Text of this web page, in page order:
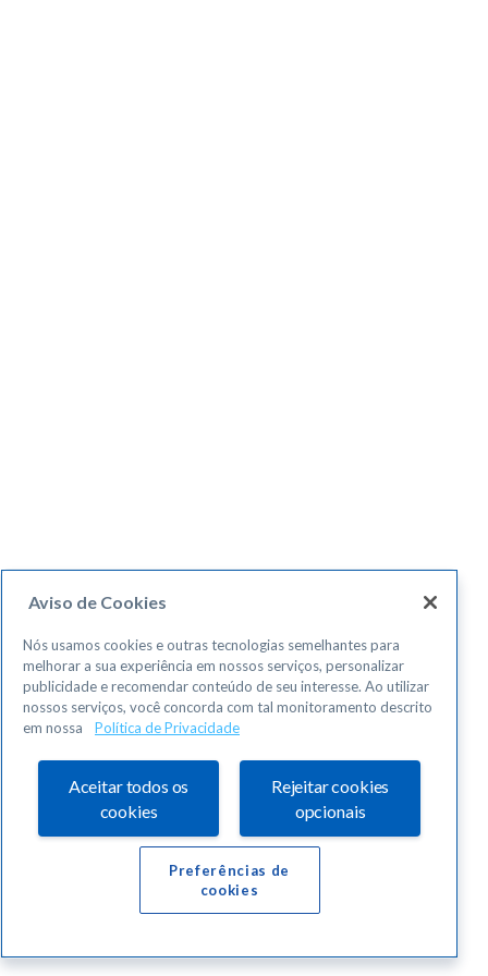
Aviso de Cookies
Nós usamos cookies e outras tecnologias semelhantes para
melhorar a sua experiência em nossos serviços, personalizar
publicidade e recomendar conteúdo de seu interesse. Ao utilizar
nossos serviços, você concorda com tal monitoramento descrito
em nossa
Política de Privacidade
Aceitar todos os
cookies
Rejeitar cookies
opcionais
Preferências de
cookies